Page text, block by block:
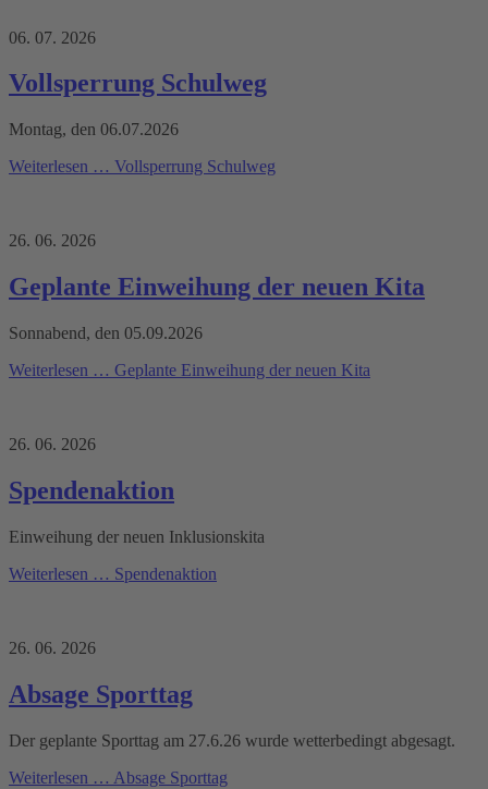
06. 07. 2026
Vollsperrung Schulweg
Montag, den 06.07.2026
Weiterlesen … Vollsperrung Schulweg
26. 06. 2026
Geplante Einweihung der neuen Kita
Sonnabend, den 05.09.2026
Weiterlesen … Geplante Einweihung der neuen Kita
26. 06. 2026
Spendenaktion
Einweihung der neuen Inklusionskita
Weiterlesen … Spendenaktion
26. 06. 2026
Absage Sporttag
Der geplante Sporttag am 27.6.26 wurde wetterbedingt abgesagt.
Weiterlesen … Absage Sporttag